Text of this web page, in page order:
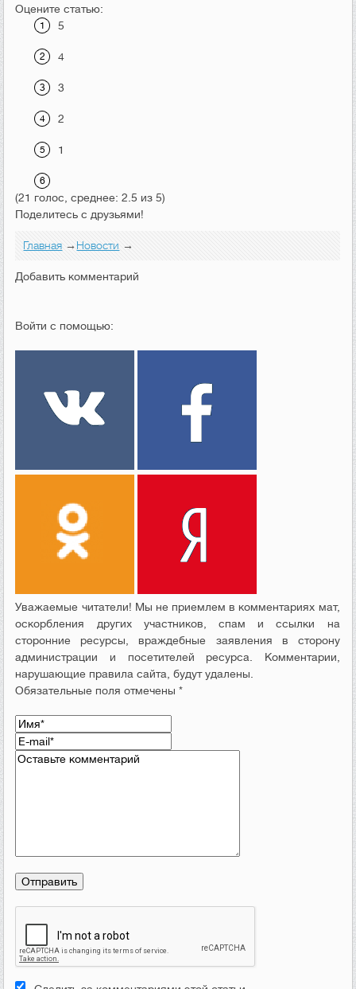
Оцените статью:
5
4
3
2
1
(21 голос, среднее: 2.5 из 5)
Поделитесь с друзьями!
Главная →Новости →
Добавить комментарий
Войти с помощью:
Уважаемые читатели! Мы не приемлем в комментариях мат,
оскорбления других участников, спам и ссылки на
сторонние ресурсы, враждебные заявления в сторону
администрации и посетителей ресурса. Комментарии,
нарушающие правила сайта, будут удалены.
Обязательные поля отмечены *